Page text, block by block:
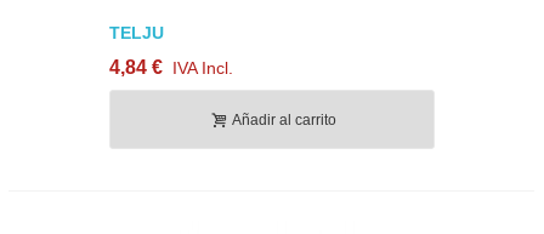
TELJU
4,84 € IVA Incl.
Añadir al carrito